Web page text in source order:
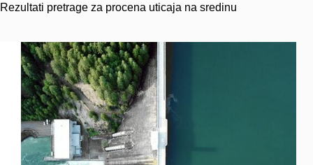
Rezultati pretrage za procena uticaja na sredinu